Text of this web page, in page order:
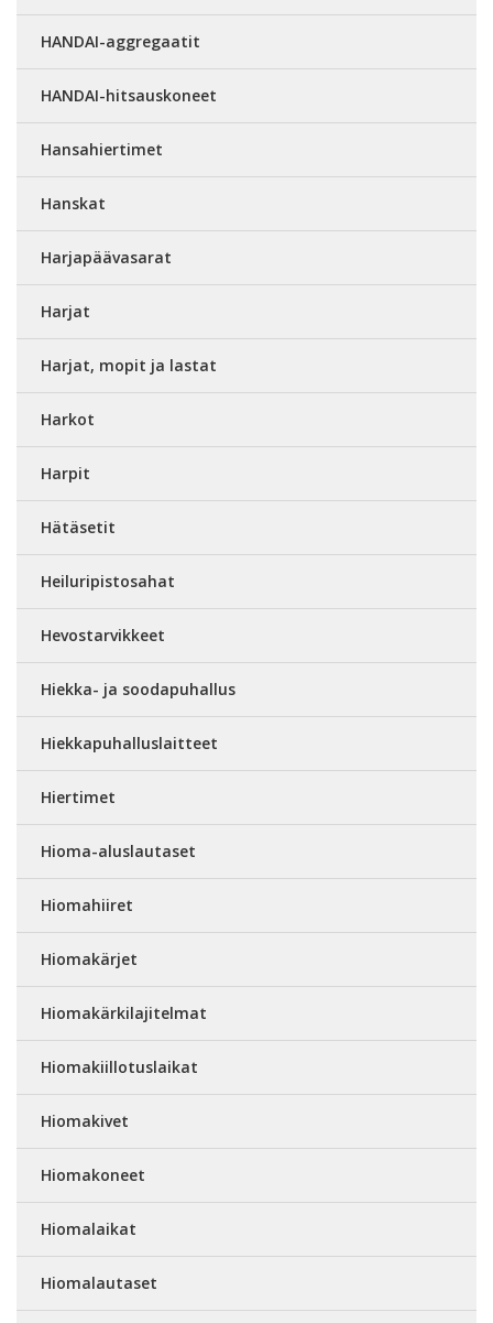
HANDAI-aggregaatit
HANDAI-hitsauskoneet
Hansahiertimet
Hanskat
Harjapäävasarat
Harjat
Harjat, mopit ja lastat
Harkot
Harpit
Hätäsetit
Heiluripistosahat
Hevostarvikkeet
Hiekka- ja soodapuhallus
Hiekkapuhalluslaitteet
Hiertimet
Hioma-aluslautaset
Hiomahiiret
Hiomakärjet
Hiomakärkilajitelmat
Hiomakiillotuslaikat
Hiomakivet
Hiomakoneet
Hiomalaikat
Hiomalautaset